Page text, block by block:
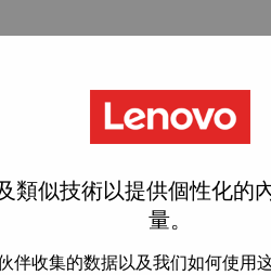
類似技術以提供個性化的
量。
伴收集的数据以及我们如何使用
列《财富》世界500强第196名
个可能” 的公司愿景，联想在不断
力，现已拥有包括人工智能赋能
和服务在内的完整产品路线图，
、存储、边缘计算、高性能计算
，共同为世界各地的人们成就一
上市（港交所：992）（美国预托